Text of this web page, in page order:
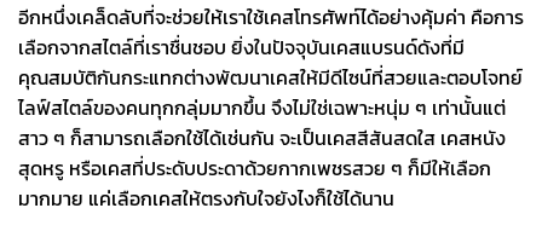
อีกหนึ่งเคล็ดลับที่จะช่วยให้เราใช้เคสโทรศัพท์ได้อย่างคุ้มค่า คือการ
เลือกจากสไตล์ที่เราชื่นชอบ ยิ่งในปัจจุบันเคสแบรนด์ดังที่มี
คุณสมบัติกันกระแทกต่างพัฒนาเคสให้มีดีไซน์ที่สวยและตอบโจทย์
ไลฟ์สไตล์ของคนทุกกลุ่มมากขึ้น จึงไม่ใช่เฉพาะหนุ่ม ๆ เท่านั้นแต่
สาว ๆ ก็สามารถเลือกใช้ได้เช่นกัน จะเป็นเคสสีสันสดใส เคสหนัง
สุดหรู หรือเคสที่ประดับประดาด้วยกากเพชรสวย ๆ ก็มีให้เลือก
มากมาย แค่เลือกเคสให้ตรงกับใจยังไงก็ใช้ได้นาน